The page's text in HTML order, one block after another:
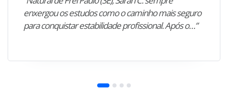
enxergou os estudos como o caminho mais seguro
para conquistar estabilidade profissional. Após o…”